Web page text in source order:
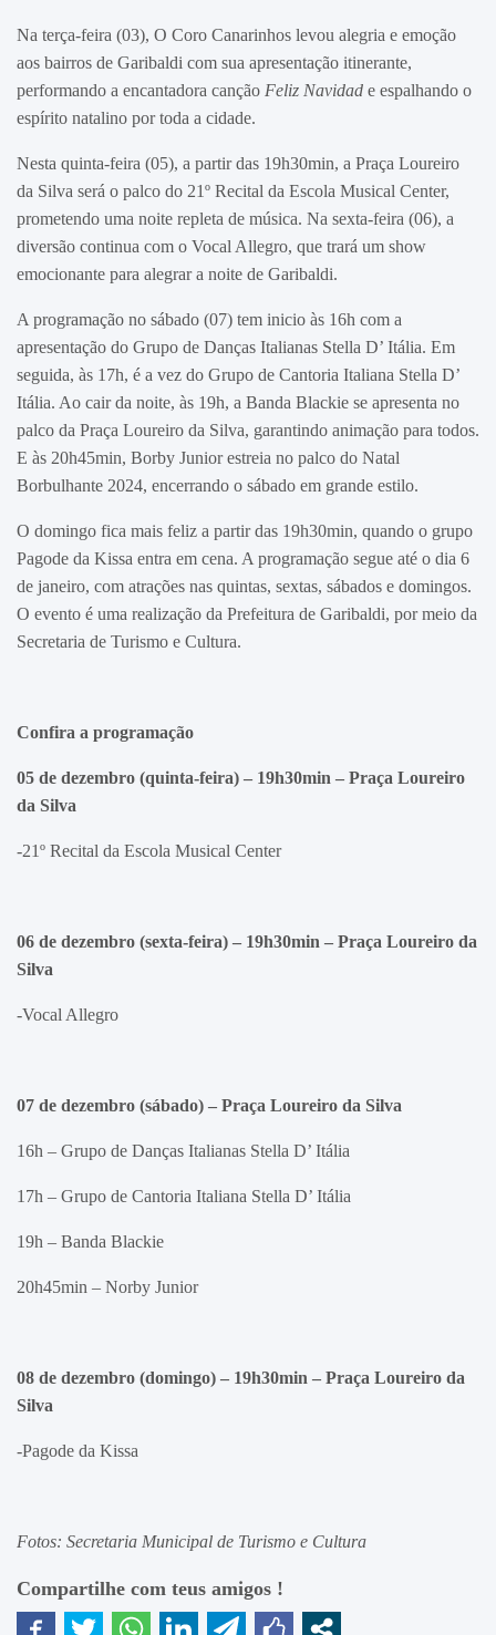
Na terça-feira (03), O Coro Canarinhos levou alegria e emoção
aos bairros de Garibaldi com sua apresentação itinerante,
performando a encantadora canção Feliz Navidad e espalhando o
espírito natalino por toda a cidade.
Nesta quinta-feira (05), a partir das 19h30min, a Praça Loureiro
da Silva será o palco do 21º Recital da Escola Musical Center,
prometendo uma noite repleta de música. Na sexta-feira (06), a
diversão continua com o Vocal Allegro, que trará um show
emocionante para alegrar a noite de Garibaldi.
A programação no sábado (07) tem inicio às 16h com a
apresentação do Grupo de Danças Italianas Stella D’ Itália. Em
seguida, às 17h, é a vez do Grupo de Cantoria Italiana Stella D’
Itália. Ao cair da noite, às 19h, a Banda Blackie se apresenta no
palco da Praça Loureiro da Silva, garantindo animação para todos.
E às 20h45min, Borby Junior estreia no palco do Natal
Borbulhante 2024, encerrando o sábado em grande estilo.
O domingo fica mais feliz a partir das 19h30min, quando o grupo
Pagode da Kissa entra em cena. A programação segue até o dia 6
de janeiro, com atrações nas quintas, sextas, sábados e domingos.
O evento é uma realização da Prefeitura de Garibaldi, por meio da
Secretaria de Turismo e Cultura.
Confira a programação
05 de dezembro (quinta-feira) – 19h30min – Praça Loureiro
da Silva
-21º Recital da Escola Musical Center
06 de dezembro (sexta-feira) – 19h30min – Praça Loureiro da
Silva
-Vocal Allegro
07 de dezembro (sábado) – Praça Loureiro da Silva
16h – Grupo de Danças Italianas Stella D’ Itália
17h – Grupo de Cantoria Italiana Stella D’ Itália
19h – Banda Blackie
20h45min – Norby Junior
08 de dezembro (domingo) – 19h30min – Praça Loureiro da
Silva
-Pagode da Kissa
Fotos: Secretaria Municipal de Turismo e Cultura
Compartilhe com teus amigos !